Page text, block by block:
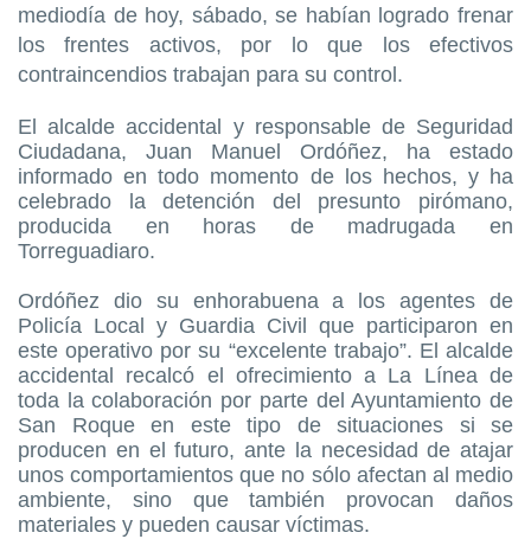
mediodía de hoy, sábado, se habían logrado frenar
los frentes activos, por lo que los efectivos
contraincendios trabajan para su control.
El alcalde accidental y responsable de Seguridad
Ciudadana, Juan Manuel Ordóñez, ha estado
informado en todo momento de los hechos, y ha
celebrado la detención del presunto pirómano,
producida en horas de madrugada en
Torreguadiaro.
Ordóñez dio su enhorabuena a los agentes de
Policía Local y Guardia Civil que participaron en
este operativo por su “excelente trabajo”. El alcalde
accidental recalcó el ofrecimiento a La Línea de
toda la colaboración por parte del Ayuntamiento de
San Roque en este tipo de situaciones si se
producen en el futuro, ante la necesidad de atajar
unos comportamientos que no sólo afectan al medio
ambiente, sino que también provocan daños
materiales y pueden causar víctimas.